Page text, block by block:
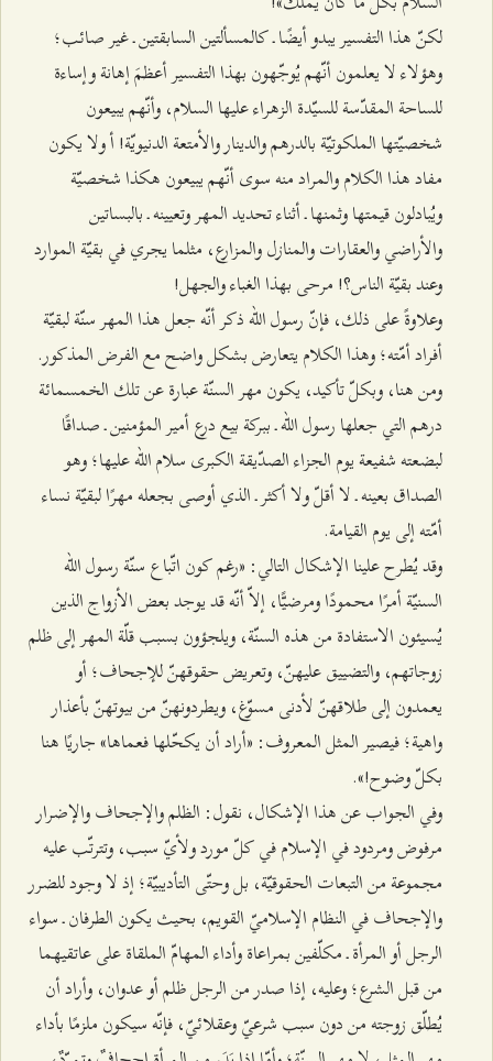
لكنّ هذا التفسير يبدو أيضًا ـ كالمسألتين السابقتين ـ غير صائب؛
وهؤلاء لا يعلمون أنّهم يُوجّهون بهذا التفسير أعظمَ إهانة وإساءة
للساحة المقدّسة للسيّدة الزهراء عليها السلام، وأنّهم يبيعون
شخصيّتها الملكوتيّة بالدرهم والدينار والأمتعة الدنيويّة! أ ولا يكون
مفاد هذا الكلام والمراد منه سوى أنّهم يبيعون هكذا شخصيّة
ويُبادلون قيمتها وثمنها ـ أثناء تحديد المهر وتعيينه ـ بالبساتين
والأراضي والعقارات والمنازل والمزارع، مثلما يجري في بقيّة الموارد
وعند بقيّة الناس؟! مرحى بهذا الغباء والجهل!
وعلاوةً على ذلك، فإنّ رسول الله ذكر أنّه جعل هذا المهر سنّة لبقيّة
أفراد أمّته؛ وهذا الكلام يتعارض بشكل واضح مع الفرض المذكور.
ومن هنا، وبكلّ تأكيد، يكون مهر السنّة عبارة عن تلك الخمسمائة
درهم التي جعلها رسول الله ـ ببركة بيع درع أمير المؤمنين ـ صداقًا
لبضعته شفيعة يوم الجزاء الصدّيقة الكبرى سلام الله عليها؛ وهو
الصداق بعينه ـ لا أقلّ ولا أكثر ـ الذي أوصى بجعله مهرًا لبقيّة نساء
أمّته إلى يوم القيامة.
وقد يُطرح علينا الإشكال التالي: «رغم كون اتّباع سنّة رسول الله
السنيّة أمرًا محمودًا ومرضيًّا، إلاّ أنّه قد يوجد بعض الأزواج الذين
يُسيئون الاستفادة من هذه السنّة، ويلجؤون بسبب قلّة المهر إلى ظلم
زوجاتهم، والتضييق عليهنّ، وتعريض حقوقهنّ للإجحاف؛ أو
يعمدون إلى طلاقهنّ لأدنى مسوّغ، ويطردونهنّ من بيوتهنّ بأعذار
واهية؛ فيصير المثل المعروف: «أراد أن يكحّلها فعماها» جاريًا هنا
بكلّ وضوح!».
وفي الجواب عن هذا الإشكال، نقول: الظلم والإجحاف والإضرار
مرفوض ومردود في الإسلام في كلّ مورد ولأيّ سبب، وتترتّب عليه
مجموعة من التبعات الحقوقيّة، بل وحتّى التأديبيّة؛ إذ لا وجود للضرر
والإجحاف في النظام الإسلاميّ القويم، بحيث يكون الطرفان ـ سواء
الرجل أو المرأة ـ مكلّفين بمراعاة وأداء المهامّ الملقاة على عاتقيهما
من قبل الشرع؛ وعليه، إذا صدر من الرجل ظلم أو عدوان، وأراد أن
يُطلّق زوجته من دون سبب شرعيّ وعقلائيّ، فإنّه سيكون ملزمًا بأداء